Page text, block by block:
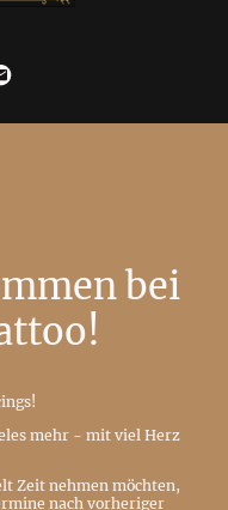
bei
mehr - mit viel Herz
Zeit nehmen möchten,
nach vorheriger